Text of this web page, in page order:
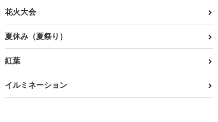
花火大会
夏休み（夏祭り）
紅葉
イルミネーション